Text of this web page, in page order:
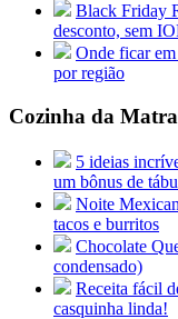
Black Friday
desconto, sem
Onde ficar
por região
Cozinha da
5 ideias
um bônus de
Noite
tacos e burritos
Chocolate
condensado)
Receita fácil
casquinha linda!